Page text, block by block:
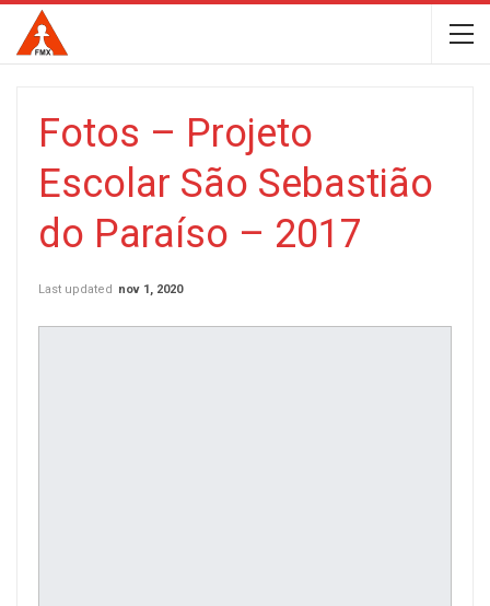
Fotos – Projeto
Escolar São Sebastião
do Paraíso – 2017
Last updated nov 1, 2020